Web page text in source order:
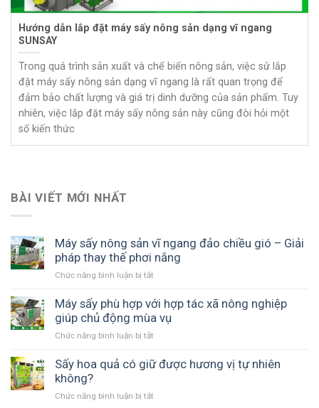
BÀI VIẾT MỚI NHẤT
Máy sấy nông sản vĩ ngang đảo chiều gió – Giải
pháp thay thế phơi nắng
Chức năng bình luận bị tắt
sấy
nông
đảo
Máy sấy phù hợp với hợp tác xã nông nghiệp
giúp chủ động mùa vụ
Chức năng bình luận bị tắt
sấy
Sấy hoa quả có giữ được hương vị tự nhiên
không?
Chức năng bình luận bị tắt
Hướng dẫn lắp đặt máy sấy nông sản dạng vĩ ngang
SUNSAY
Trong quá trình sản xuất và chế biến nông sản, việc sử lắp
đặt máy sấy nông sản dạng vĩ ngang là rất quan trọng để
đảm bảo chất lượng và giá trị dinh dưỡng của sản phẩm. Tuy
nhiên, việc lắp đặt máy sấy nông sản này cũng đòi hỏi một
số kiến thức